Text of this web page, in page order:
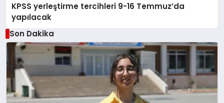
KPSS yerleştirme tercihleri 9-16 Temmuz’da
yapılacak
Son Dakika